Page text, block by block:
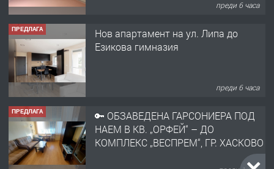
преди 6 часа
ПРЕДЛАГА
🔑 ОБЗАВЕДЕНА ГАРСОНИЕРА ПОД
НАЕМ В КВ. „ОРФЕЙ“ – ДО
преди 1 ден
ПРЕДЛАГА
НАПЪЛНО ОБЗАВЕДЕН И
ОБОРУДВАН ТРИСТАЕН
АПАРТАМЕНТ В ЦЕНТЪРА НА ГР.